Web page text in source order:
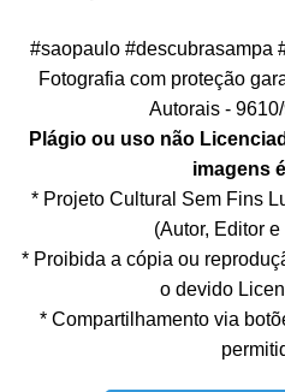
#saopaulo #descubrasampa
Fotografia com proteção
Autorais -
Plágio ou uso não
imagens
* Projeto Cultural Sem Fins
(Autor, Editor
* Proibida a cópia ou
o devido
* Compartilhamento via